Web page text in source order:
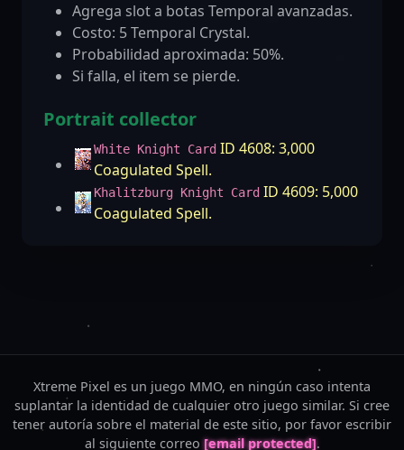
Agrega slot a botas Temporal avanzadas.
Costo: 5 Temporal Crystal.
Probabilidad aproximada: 50%.
Si falla, el item se pierde.
Portrait collector
White Knight Card ID 4608: 3,000
Coagulated Spell.
Khalitzburg Knight Card ID 4609: 5,000
Coagulated Spell.
Xtreme Pixel es un juego MMO, en ningún caso intenta
suplantar la identidad de cualquier otro juego similar. Si cree
tener autoría sobre el material de este sitio, por favor escribir
al siguiente correo[email protected].